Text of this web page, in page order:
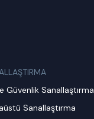
Güvenlik Sanallaştırma
Sanallaştırma